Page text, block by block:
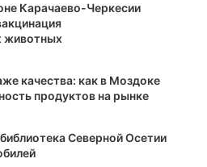
Карачаево-Черкесии
животных
качества: как в Моздоке
продуктов на рынке
Северной Осетии